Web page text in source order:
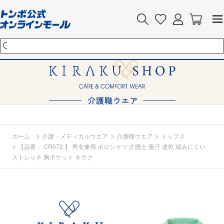
ホーム > 介護・メディカルウエア > 介護職ウエア > トップス
>
【品番： CR072 】 男女兼用 ポロシャツ 介護士 吸汗 速乾 縮みにくい
ストレッチ 胸ポケット キラク